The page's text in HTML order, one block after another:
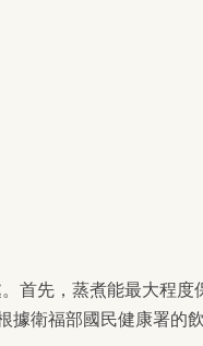
首先，蒸煮能最大程度
據衛福部國民健康署的